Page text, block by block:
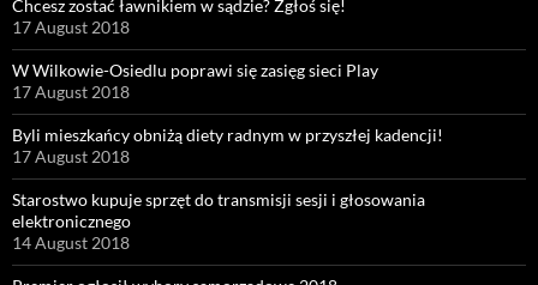
Chcesz zostać ławnikiem w sądzie? Zgłoś się!
17 August 2018
W Wilkowie-Osiedlu poprawi się zasięg sieci Play
17 August 2018
Byli mieszkańcy obniżą diety radnym w przyszłej kadencji!
17 August 2018
Starostwo kupuje sprzęt do transmisji sesji i głosowania
elektronicznego
14 August 2018